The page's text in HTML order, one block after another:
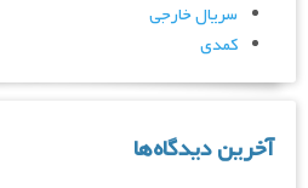
سریال خارجی
کمدی
آخرین دیدگاه‌ها